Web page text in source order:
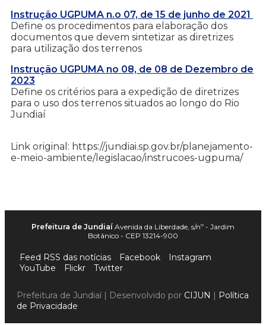
Instrução UGPUMA n.o 07, de 15 de junho de 2021
Define os procedimentos para elaboração dos
documentos que devem sintetizar as diretrizes
para utilização dos terrenos
Instrução UGPUMA no 08, de 08 de Dezembro de
2023
Define os critérios para a expedição de diretrizes
para o uso dos terrenos situados ao longo do Rio
Jundiaí
Link original: https://jundiai.sp.gov.br/planejamento-
e-meio-ambiente/legislacao/instrucoes-ugpuma/
Prefeitura de Jundiaí Avenida da Liberdade, s/nº - Jardim
Botânico - CEP 13214-900
Feed RSS das notícias Facebook
Instagram
YouTube
Flickr Twitter
Prefeitura de Jundiaí | Desenvolvido por CIJUN | Política
de Privacidade